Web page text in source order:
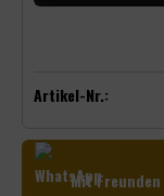
Artikel-Nr.:
Mit